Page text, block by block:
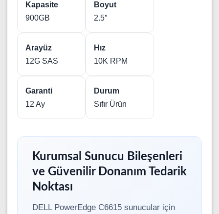
Kapasite
900GB
Boyut
2.5″
Arayüz
12G SAS
Hız
10K RPM
Garanti
12 Ay
Durum
Sıfır Ürün
Kurumsal Sunucu Bileşenleri
ve Güvenilir Donanım Tedarik
Noktası
DELL PowerEdge C6615 sunucular için